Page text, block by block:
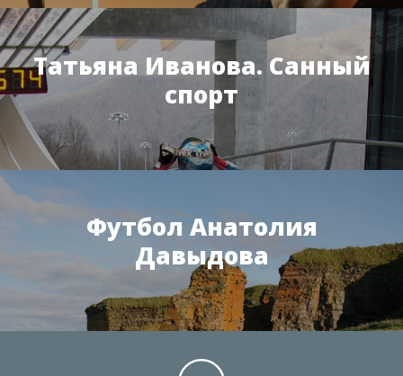
Татьяна Иванова. Санный
спорт
Футбол Анатолия
Давыдова